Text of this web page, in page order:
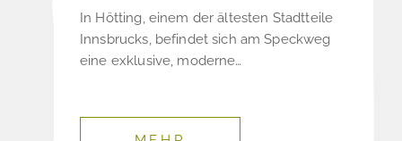
In Hötting, einem der ältesten Stadtteile
Innsbrucks, befindet sich am Speckweg
eine exklusive, moderne…